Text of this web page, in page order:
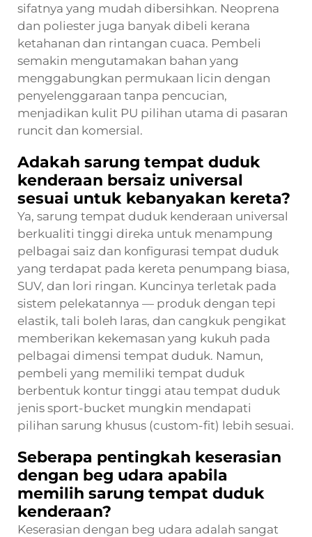
sifatnya yang mudah dibersihkan. Neoprena
dan poliester juga banyak dibeli kerana
ketahanan dan rintangan cuaca. Pembeli
semakin mengutamakan bahan yang
menggabungkan permukaan licin dengan
penyelenggaraan tanpa pencucian,
menjadikan kulit PU pilihan utama di pasaran
runcit dan komersial.
Adakah sarung tempat duduk
kenderaan bersaiz universal
sesuai untuk kebanyakan kereta?
Ya, sarung tempat duduk kenderaan universal
berkualiti tinggi direka untuk menampung
pelbagai saiz dan konfigurasi tempat duduk
yang terdapat pada kereta penumpang biasa,
SUV, dan lori ringan. Kuncinya terletak pada
sistem pelekatannya — produk dengan tepi
elastik, tali boleh laras, dan cangkuk pengikat
memberikan kekemasan yang kukuh pada
pelbagai dimensi tempat duduk. Namun,
pembeli yang memiliki tempat duduk
berbentuk kontur tinggi atau tempat duduk
jenis sport-bucket mungkin mendapati
pilihan sarung khusus (custom-fit) lebih sesuai.
Seberapa pentingkah keserasian
dengan beg udara apabila
memilih sarung tempat duduk
kenderaan?
Keserasian dengan beg udara adalah sangat